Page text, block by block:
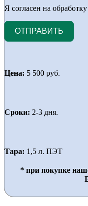
Я согласен на обработку
ОТПРАВИТЬ
Цена: 5 500 руб.
Сроки: 2-3 дня.
Тара: 1,5 л. ПЭТ
* при покупке